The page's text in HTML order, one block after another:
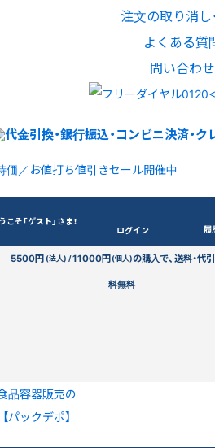
注文の取り消し
よくある質
問い合わせ
価／お値打ち値引きセール開催中
こそ「ゲスト」さま！
ログイン 履
5500円(法人) /11000円(個人)の購入で、送料・代
料無料
品容器販売の
【パックデポ】